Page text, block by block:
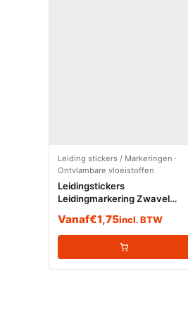
Leiding stickers / Markeringen ·
Ontvlambare vloeistoffen
Leidingstickers
Leidingmarkering Zwavel
Vanaf€1,75incl. BTW